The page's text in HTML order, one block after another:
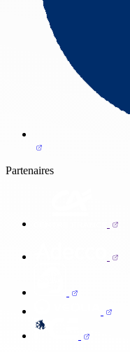
Partenaires